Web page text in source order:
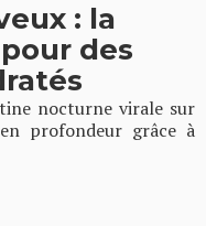
: la
des
nocturne virale sur
profondeur grâce à